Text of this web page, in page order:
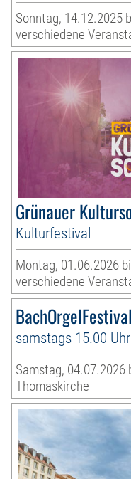
Sonntag, 14.12.2025
verschiedene
Grünauer
Kulturfestival
Montag, 01.06.2026
verschiedene
samstags 15.00 Uhr
Samstag, 04.07.2026
Thomaskirche